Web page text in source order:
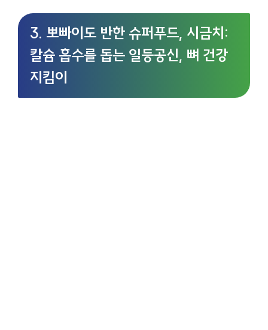
3. 뽀빠이도 반한 슈퍼푸드, 시금치:
칼슘 흡수를 돕는 일등공신, 뼈 건강
지킴이